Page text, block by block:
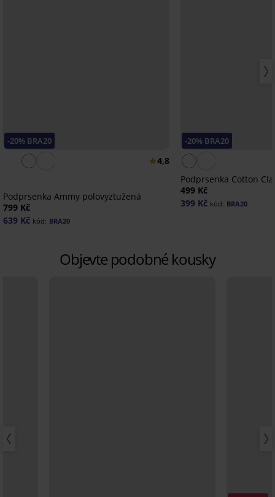
-20% BRA20
4,8
Podprsenka Ammy polovyztužená
799 Kč
639 Kč kód: BRA20
-20% BRA20
Podprsenka Cotton
499 Kč
399 Kč kód: BRA20
Objevte podobné kousky